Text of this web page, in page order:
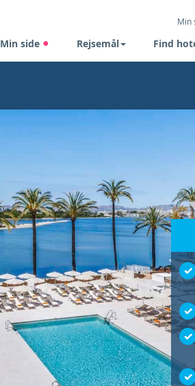
Min
Min side Rejsemål Find